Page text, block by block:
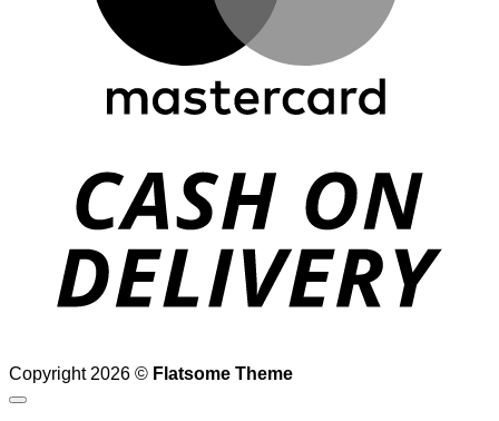
Copyright 2026 © Flatsome Theme